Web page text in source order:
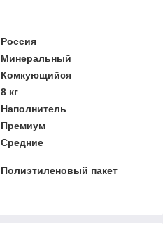
Россия
Минеральный
Комкующийся
8 кг
Наполнитель
Премиум
Средние
Полиэтиленовый пакет